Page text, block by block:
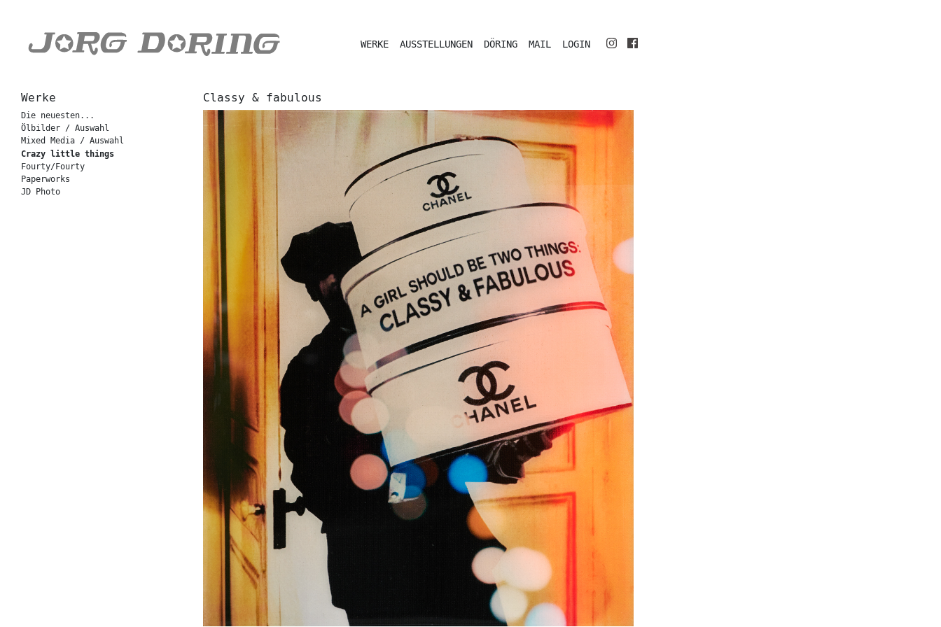
WERKE AUSSTELLUNGEN DÖRING MAIL LOGIN
Werke
Die neuesten...
Ölbilder / Auswahl
Mixed Media / Auswahl
Crazy little things
Fourty/Fourty
Paperworks
JD Photo
Classy & fabulous